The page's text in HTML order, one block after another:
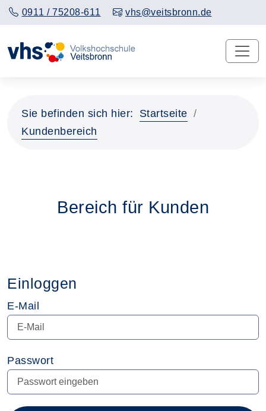
0911 / 75208-611 vhs@veitsbronn.de
Sie befinden sich hier:
Startseite
Kundenbereich
Bereich für Kunden
Einloggen
E-Mail
Passwort